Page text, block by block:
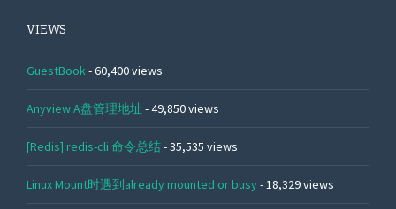
VIEWS
GuestBook- 60,400 views
Anyview A盘管理地址 - 49,850 views
[Redis] redis-cli 命令总结- 35,535 views
Linux Mount时遇到already mounted or busy- 18,329 views